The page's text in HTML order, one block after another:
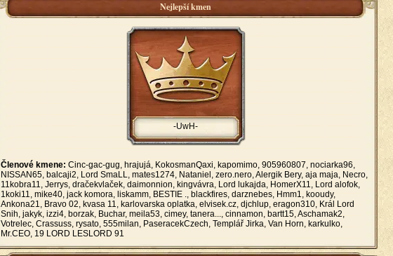
Nejlepší kmen
-UwH-
Členové kmene: Cinc-gac-gug, hrajujá, KokosmanQaxi, kapomimo, 905960807, nociarka96,
NISSAN65, balcaji2, Lord SmaLL, mates1274, Nataniel, zero.nero, Alergik Bery, aja maja, Necro,
11kobra11, Jerrys, dračekvlaček, daimonnion, kingvávra, Lord lukajda, HomerX11, Lord alofok,
1koki11, mike40, jack komora, liskamm, BESTIE ., blackfires, darznebes, Hmm1, kooudy,
Ankona21, Bravo 02, kvasa 11, karlovarska oplatka, elvisek.cz, djchlup, eragon310, Král Lord
Snih, jakyk, izzi4, borzak, Buchar, meila53, cimey, tanera..., cinnamon, bartt15, Aschamak2,
Votrelec, Crassuss, rysato, 555milan, PaseracekCzech, Templář Jirka, Van Horn, karkulko,
Mr.CEO, 19 LORD LESLORD 91